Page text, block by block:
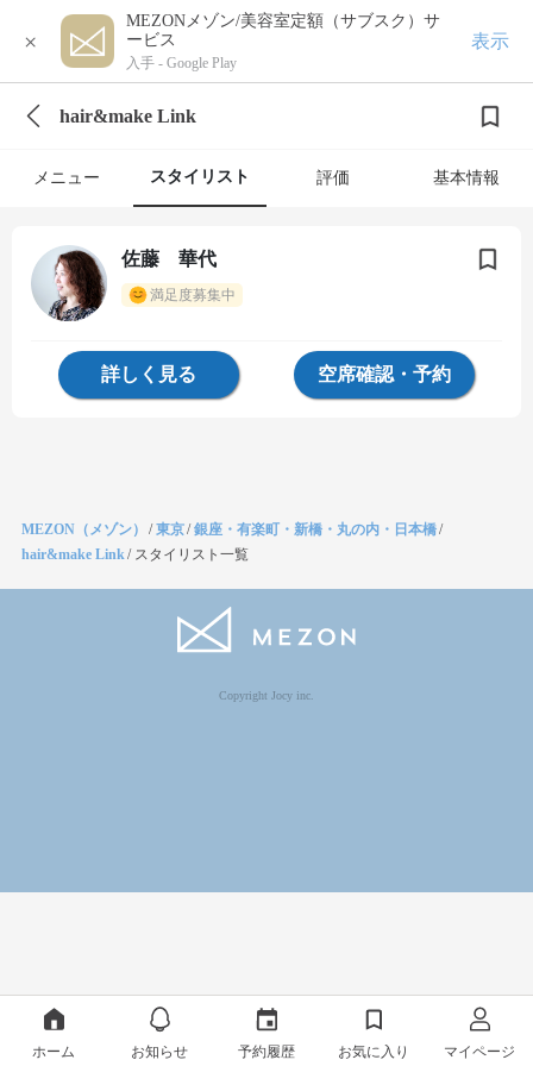
×
MEZONメゾン/美容室定額（サブスク）サ
ービス
入手 - Google Play
表示
hair&make Link
メニュー スタイリスト 評価 基本情報
佐藤 華代
満足度募集中
詳しく見る 空席確認・予約
MEZON（メゾン） /東京/銀座・有楽町・新橋・丸の内・日本橋/
hair&make Link/ スタイリスト一覧
Copyright Jocy inc.
ホーム お知らせ 予約履歴 お気に入り マイページ